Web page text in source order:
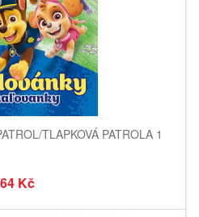
TLAPKOVÁ PATROLA 1
64 Kč